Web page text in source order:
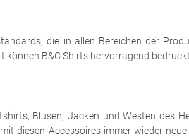
die in allen Bereichen der
können B&C Shirts hervorragend
Blusen, Jacken und Westen des
diesen Accessoires immer wieder